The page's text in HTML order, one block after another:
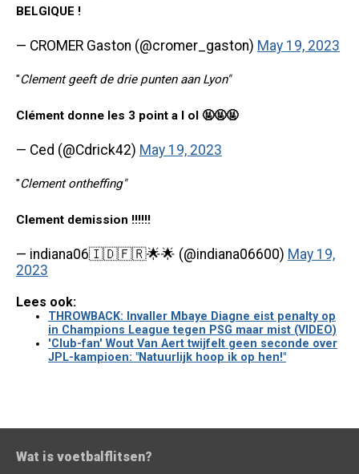
BELGIQUE !
— CROMER Gaston (@cromer_gaston) May 19, 2023
"Clement geeft de drie punten aan Lyon"
Clément donne les 3 point a l ol 🤬🤬🤬
— Ced (@Cdrick42) May 19, 2023
"Clement ontheffing"
Clement demission !!!!!!
— indiana06🇮🇩🇫🇷🌟🌟 (@indiana06600) May 19,
2023
Lees ook:
THROWBACK: Invaller Mbaye Diagne eist penalty op
in Champions League tegen PSG maar mist (VIDEO)
'Club-fan' Wout Van Aert twijfelt geen seconde over
JPL-kampioen: "Natuurlijk hoop ik op hen!"
Wat is voetbalflitsen?